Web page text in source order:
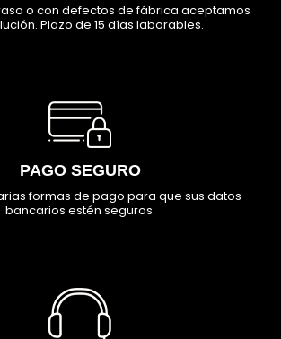
o con defectos de fábrica aceptamos
Plazo de 15 días laborables.
PAGO SEGURO
formas de pago para que sus datos
bancarios estén seguros.